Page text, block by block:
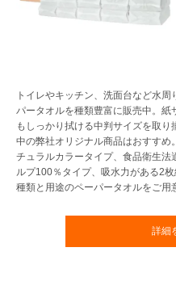
トイレやキッチン、洗面台など水
パータオルを種類豊富に販売中。
もしっかり拭ける中判サイズを取
中の弊社オリジナル商品はおすす
チュラルカラータイプ、食品衛生
ルプ100％タイプ、吸水力がある2
種類と用途のペーパータオルをご用
詳細